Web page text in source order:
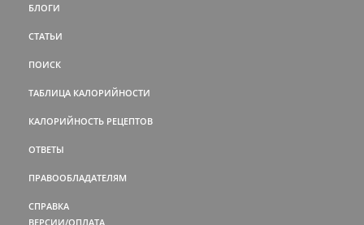
БЛОГИ
СТАТЬИ
ПОИСК
ТАБЛИЦА КАЛОРИЙНОСТИ
КАЛОРИЙНОСТЬ РЕЦЕПТОВ
ОТВЕТЫ
ПРАВООБЛАДАТЕЛЯМ
СПРАВКА
ВЕРСИИ/ОПЛАТА